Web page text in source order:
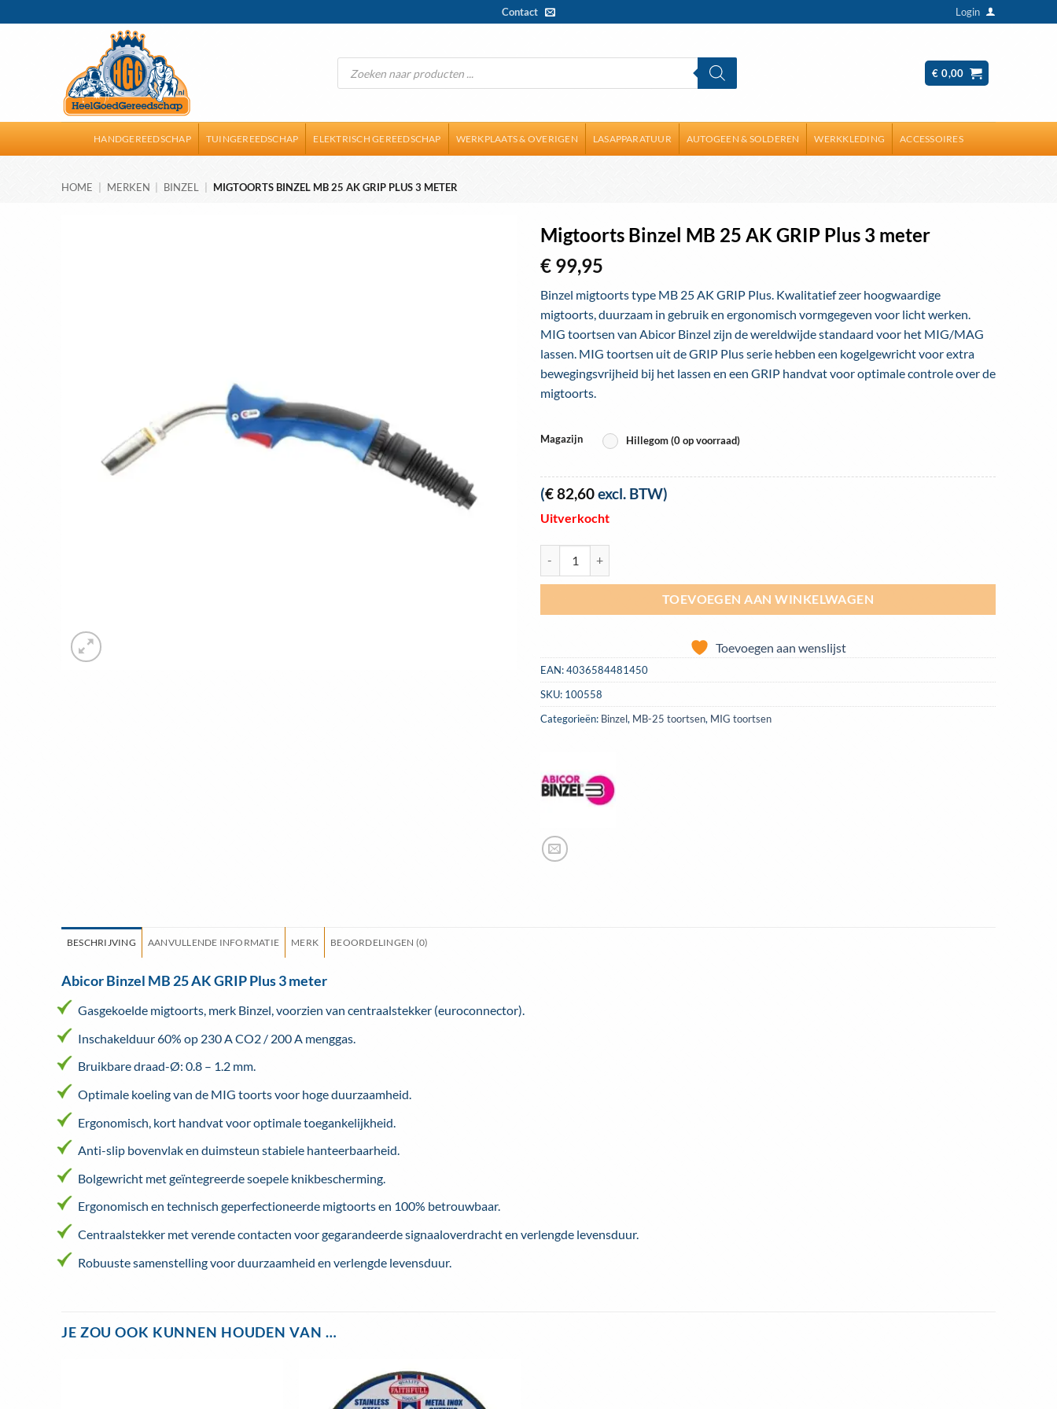
naar
Contact Login
Producten
zoeken
€ 0,00
HANDGEREEDSCHAP TUINGEREEDSCHAP ELEKTRISCH GEREEDSCHAP WERKPLAATS & OVERIGEN LASAPPARATUUR AUTOGEEN & SOLDEREN WERKKLEDING ACCESSOIRES
HOME | MERKEN | BINZEL | MIGTOORTS BINZEL MB 25 AK GRIP PLUS 3 METER
Migtoorts Binzel MB 25 AK GRIP Plus 3 meter
€ 99,95
Binzel migtoorts type MB 25 AK GRIP Plus. Kwalitatief zeer hoogwaardige
migtoorts, duurzaam in gebruik en ergonomisch vormgegeven voor licht werken.
MIG toortsen van Abicor Binzel zijn de wereldwijde standaard voor het MIG/MAG
lassen. MIG toortsen uit de GRIP Plus serie hebben een kogelgewricht voor extra
bewegingsvrijheid bij het lassen en een GRIP handvat voor optimale controle over de
migtoorts.
Magazijn Hillegom (0 op voorraad)
(€82,60excl. BTW)
Uitverkocht
TOEVOEGEN AAN WINKELWAGEN
Toevoegen aan wenslijst
EAN:4036584481450
SKU: 100558
Categorieën: Binzel, MB-25 toortsen, MIG toortsen
BESCHRIJVING AANVULLENDE INFORMATIE MERK BEOORDELINGEN (0)
Abicor Binzel MB 25 AK GRIP Plus 3 meter
Gasgekoelde migtoorts, merk Binzel, voorzien van centraalstekker (euroconnector).
Inschakelduur 60% op 230 A CO2 / 200 A menggas.
Bruikbare draad-Ø: 0.8 – 1.2 mm.
Optimale koeling van de MIG toorts voor hoge duurzaamheid.
Ergonomisch, kort handvat voor optimale toegankelijkheid.
Anti-slip bovenvlak en duimsteun stabiele hanteerbaarheid.
Bolgewricht met geïntegreerde soepele knikbescherming.
Ergonomisch en technisch geperfectioneerde migtoorts en 100% betrouwbaar.
Centraalstekker met verende contacten voor gegarandeerde signaaloverdracht en verlengde levensduur.
Robuuste samenstelling voor duurzaamheid en verlengde levensduur.
JE ZOU OOK KUNNEN HOUDEN VAN …
Toevoegen